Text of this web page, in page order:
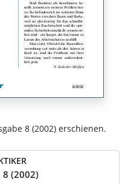
8 (2002) erschienen.
8 (2002)